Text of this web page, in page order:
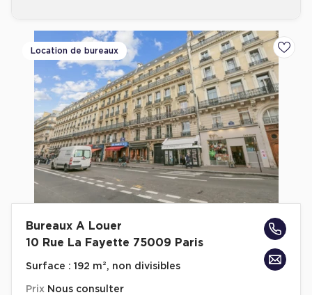
Location de bureaux
Bureaux A Louer
10 Rue La Fayette 75009 Paris
Surface : 192 m², non divisibles
Prix Nous consulter